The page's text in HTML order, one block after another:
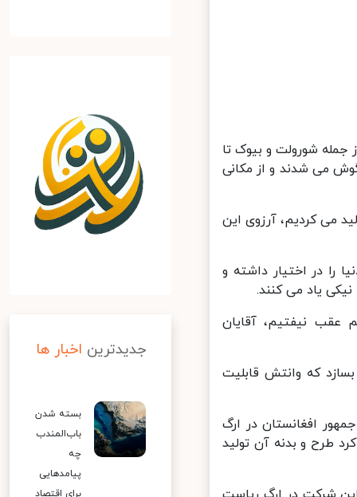
شورولت و بیوک تا
می شدند و از مکانی
می کردیم، آرزوی این
در اختیار داشته و
یاد می کنند.
نیفتیم، آقایان
که وانتش قابلیت
افغانستان در ارگ
طرح و بدنه آن تولید
جدیدترین اخبار ها
بسته شدن
باب‌المندب
چه
پیامدهایی
برای اقتصاد